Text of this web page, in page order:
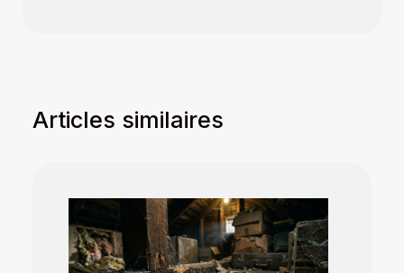
Articles similaires